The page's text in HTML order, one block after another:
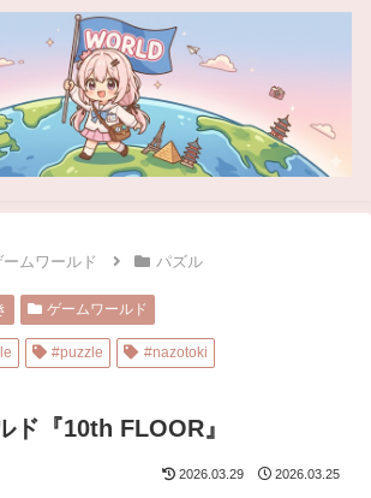
ームワールド パズル
ゲームワールド
#puzzle #nazotoki
ド『10th FLOOR』
2026.03.29 2026.03.25